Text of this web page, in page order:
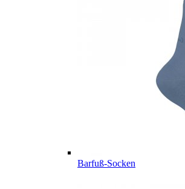
Barfuß-Socken